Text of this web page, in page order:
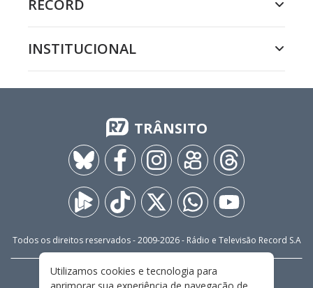
RECORD
INSTITUCIONAL
TRÂNSITO
Todos os direitos reservados - 2009-2026- Rádio e Televisão Record S.A
FALE CONOSCO PRIVACIDADE
Utilizamos cookies e tecnologia para